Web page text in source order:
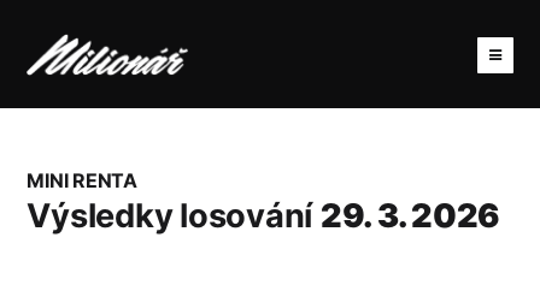
MINI RENTA
Výsledky losování 29. 3. 2026